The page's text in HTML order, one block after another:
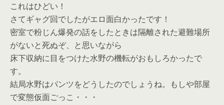
これはひどい！
さてギャグ回でしたがエロ面白かったです！
密室で粉じん爆発の話をしたときは隔離された避難場所
がないと死ぬぞ、と思いながら
床下収納に目をつけた水野の機転がおもしろかったで
す。
結局水野はパンツをどうしたのでしょうね。もしや部屋
で変態仮面ごっこ・・・